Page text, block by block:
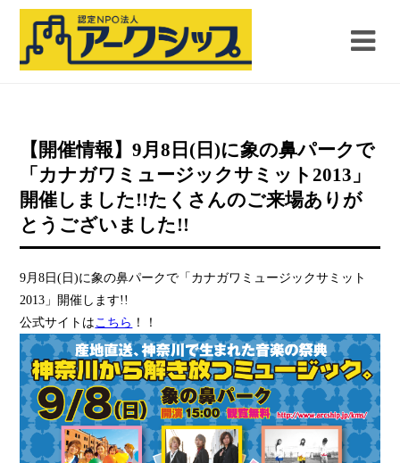
【開催情報】9月8日(日)に象の鼻パークで
「カナガワミュージックサミット2013」
開催しました!!たくさんのご来場ありが
とうございました!!
9月8日(日)に象の鼻パークで「カナガワミュージックサミット
2013」開催します!!
公式サイトはこちら ！！